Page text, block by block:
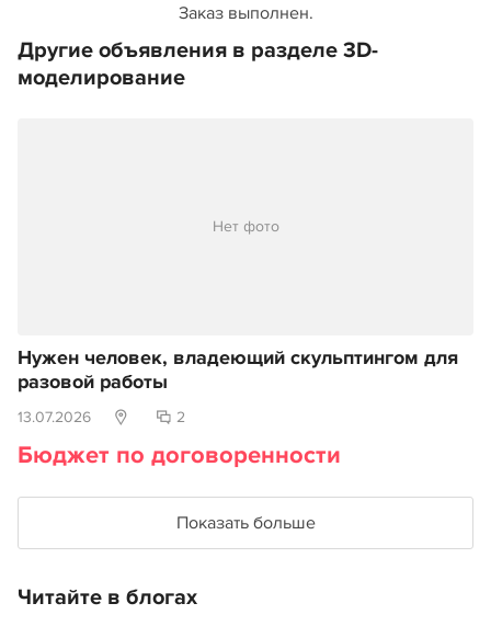
Заказ выполнен.
Другие объявления в разделе 3D-
моделирование
Нет фото
Нужен человек, владеющий скульптингом для
разовой работы
13.07.2026 2
Бюджет по договоренности
Показать больше
Читайте в блогах